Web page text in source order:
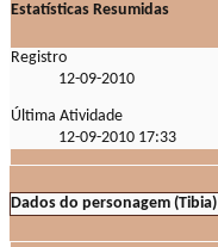
Estatísticas Resumidas
Registro
12-09-2010
Última Atividade
12-09-2010 17:33
Dados do personagem (Tibia)